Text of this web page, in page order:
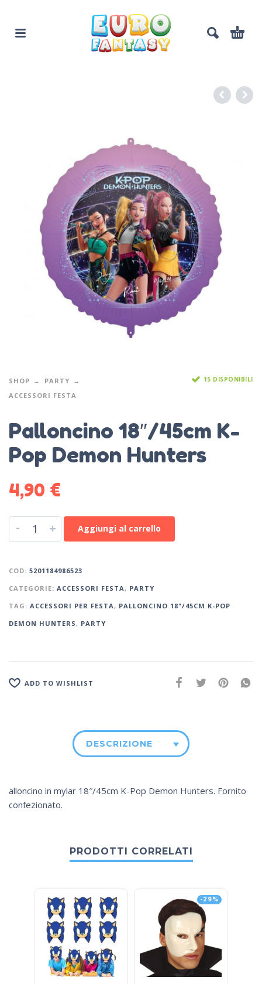
SHOP
PARTY
ACCESSORI FESTA
15 DISPONIBILI
Palloncino 18″/45cm K-
Pop Demon Hunters
4,90 €
- + Aggiungi al carrello
COD: 5201184986523
CATEGORIE: ACCESSORI FESTA , PARTY
TAG: ACCESSORI PER FESTA , PALLONCINO 18"/45CM K-POP
DEMON HUNTERS , PARTY
ADD TO WISHLIST
DESCRIZIONE
alloncino in mylar 18″/45cm K-Pop Demon Hunters. Fornito
confezionato.
PRODOTTI CORRELATI
-29%